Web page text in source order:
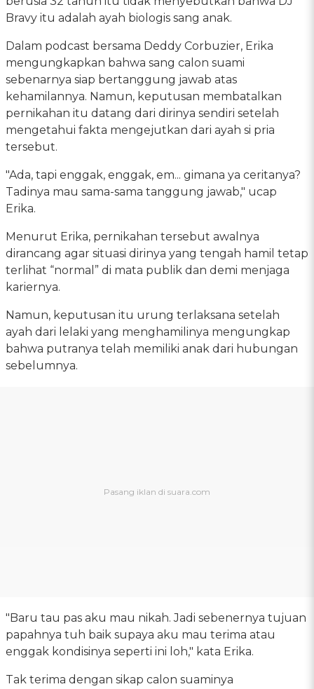
Bravy itu adalah ayah biologis sang anak.
Dalam podcast bersama Deddy Corbuzier, Erika
mengungkapkan bahwa sang calon suami
sebenarnya siap bertanggung jawab atas
kehamilannya. Namun, keputusan membatalkan
pernikahan itu datang dari dirinya sendiri setelah
mengetahui fakta mengejutkan dari ayah si pria
tersebut.
"Ada, tapi enggak, enggak, em... gimana ya ceritanya?
Tadinya mau sama-sama tanggung jawab," ucap
Erika.
Menurut Erika, pernikahan tersebut awalnya
dirancang agar situasi dirinya yang tengah hamil tetap
terlihat “normal” di mata publik dan demi menjaga
kariernya.
Namun, keputusan itu urung terlaksana setelah
ayah dari lelaki yang menghamilinya mengungkap
bahwa putranya telah memiliki anak dari hubungan
sebelumnya.
"Baru tau pas aku mau nikah. Jadi sebenernya tujuan
papahnya tuh baik supaya aku mau terima atau
enggak kondisinya seperti ini loh," kata Erika.
Tak terima dengan sikap calon suaminya